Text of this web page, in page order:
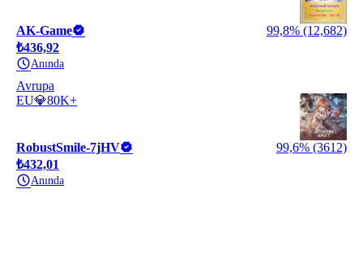
AK-Game
99,8% (12,682)
₺436,92
Anında
Avrupa
EU💎80K+
RobustSmile-7jHV
99,6% (3612)
₺432,01
Anında